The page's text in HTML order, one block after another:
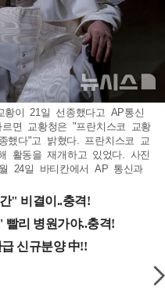
황이 21일 선종했다고 AP통신
면 교황청은 "프란치스코 교황
했다"고 밝혔다. 프란치스코 교
활동을 재개하고 있었다. 사진
24일 바티칸에서 AP 통신과